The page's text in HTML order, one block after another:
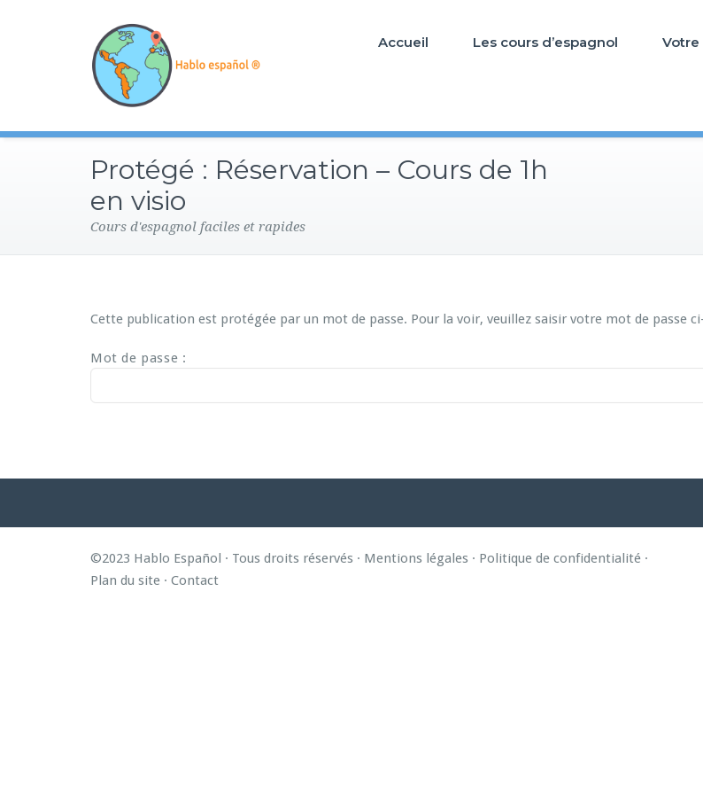
Accueil Les cours d’espagnol Votre
Protégé : Réservation – Cours de 1h
en visio
Cours d'espagnol faciles et rapides
Cette publication est protégée par un mot de passe. Pour la voir, veuillez saisir votre mot de passe
Mot de passe :
©2023 Hablo Español · Tous droits réservés · Mentions légales · Politique de confidentialité ·
Plan du site · Contact